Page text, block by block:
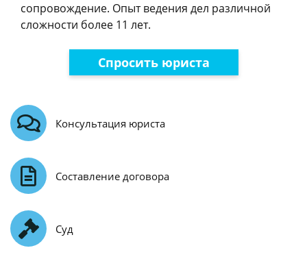
сопровождение. Опыт ведения дел различной
сложности более 11 лет.
Спросить юриста
Консультация юриста
Составление договора
Суд